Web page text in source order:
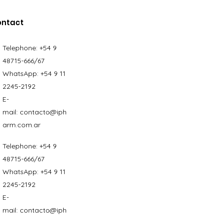
Telephone: +54 9
48715-666/67
WhatsApp: +54 9 11
2245-2192
E-
mail: contacto@iph
arm.com.ar
Telephone: +54 9
48715-666/67
WhatsApp: +54 9 11
2245-2192
E-
mail: contacto@iph